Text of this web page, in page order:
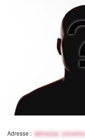
Adresse : Adresse inconnu